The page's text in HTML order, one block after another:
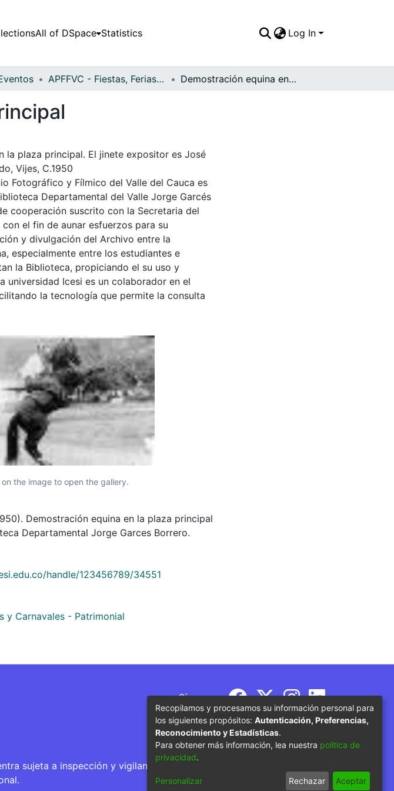
All of DSpace Statistics Log In
APFFVC - Fiestas, Ferias y Carnavales - Patrimonial Demostración equina en la plaza principal
la plaza principal. El jinete expositor es José
Vijes, C.1950
Fotográfico y Fílmico del Valle del Cauca es
Departamental del Valle Jorge Garcés
cooperación suscrito con la Secretaria del
el fin de aunar esfuerzos para su
y divulgación del Archivo entre la
especialmente entre los estudiantes e
la Biblioteca, propiciando el su uso y
universidad Icesi es un colaborador en el
la tecnología que permite la consulta
on the image to open the gallery.
Demostración equina en la plaza principal
Departamental Jorge Garces Borrero.
handle/123456789/34551
y Carnavales - Patrimonial
Síguenos
sujeta a inspección y vigilancia por parte del Ministerio de Educación
Recopilamos y procesamos su información personal para
los siguientes propósitos: Autenticación, Preferencias,
Reconocimiento y Estadísticas.
Para obtener más información, lea nuestra política de
privacidad.
Personalizar Rechazar Aceptar